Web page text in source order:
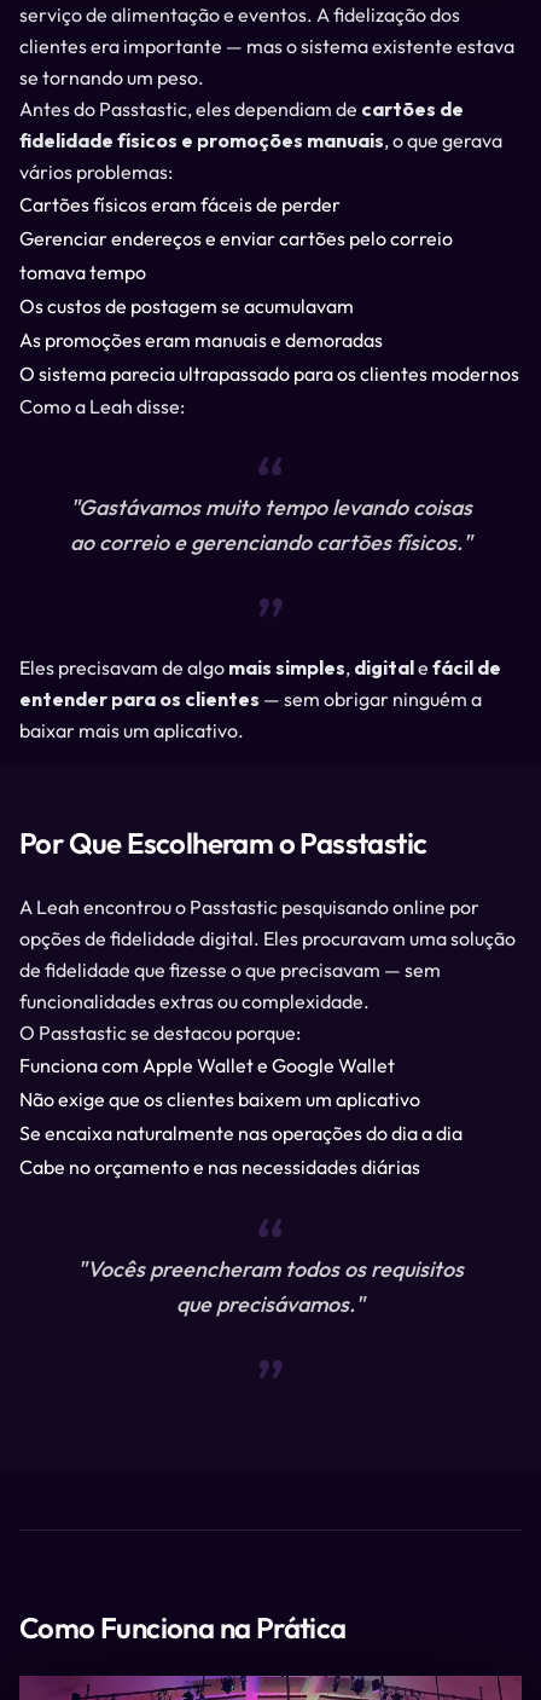
serviço de alimentação e eventos. A fidelização dos
clientes era importante — mas o sistema existente estava
se tornando um peso.
Antes do Passtastic, eles dependiam de cartões de
fidelidade físicos e promoções manuais, o que gerava
vários problemas:
Cartões físicos eram fáceis de perder
Gerenciar endereços e enviar cartões pelo correio
tomava tempo
Os custos de postagem se acumulavam
As promoções eram manuais e demoradas
O sistema parecia ultrapassado para os clientes modernos
Como a Leah disse:
“
"Gastávamos muito tempo levando coisas
ao correio e gerenciando cartões físicos."
“
Eles precisavam de algo mais simples, digitale fácil de
entender para os clientes — sem obrigar ninguém a
baixar mais um aplicativo.
Por Que Escolheram o Passtastic
A Leah encontrou o Passtastic pesquisando online por
opções de fidelidade digital. Eles procuravam uma solução
de fidelidade que fizesse o que precisavam — sem
funcionalidades extras ou complexidade.
O Passtastic se destacou porque:
Funciona com Apple Wallet e Google Wallet
Não exige que os clientes baixem um aplicativo
Se encaixa naturalmente nas operações do dia a dia
Cabe no orçamento e nas necessidades diárias
“
"Vocês preencheram todos os requisitos
que precisávamos."
“
Como Funciona na Prática